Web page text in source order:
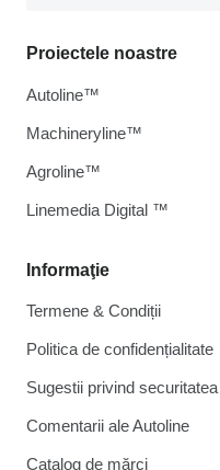
Informaţie
Termene & Condiții
Politica de confidențialitate
Sugestii privind securitatea
Comentarii ale Autoline
Catalog de mărcі
Proiectele noastre
Autoline™
Machineryline™
Agroline™
Linemedia Digital ™